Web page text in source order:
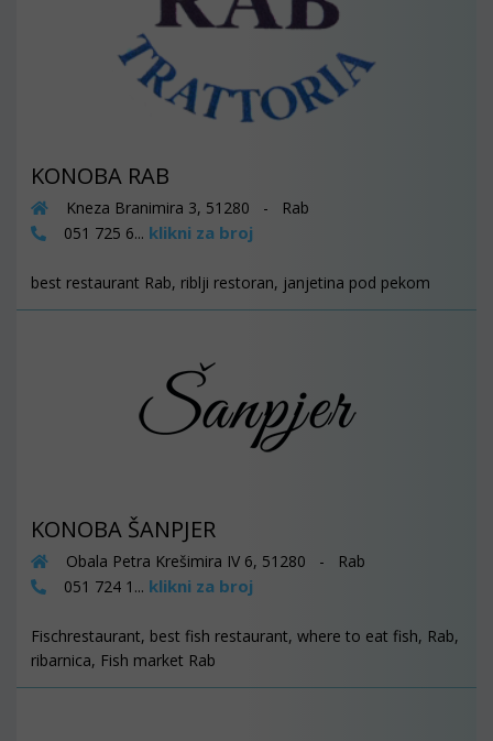
KONOBA RAB
Kneza Branimira 3, 51280 - Rab
051 725 6... klikni za broj
best restaurant Rab, riblji restoran, janjetina pod pekom
KONOBA ŠANPJER
Obala Petra Krešimira IV 6, 51280 - Rab
051 724 1... klikni za broj
Fischrestaurant, best fish restaurant, where to eat fish, Rab,
ribarnica, Fish market Rab